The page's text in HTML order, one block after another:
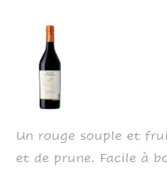
Un rouge souple et
et de prune. Facile à